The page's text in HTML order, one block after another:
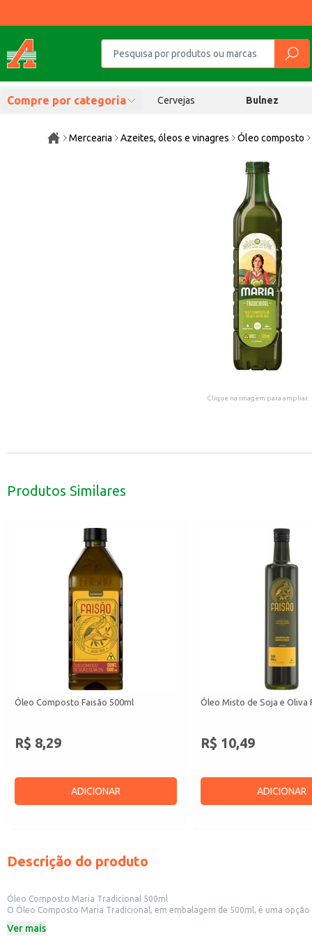
Compre por categoria Cervejas Bulnez
Mercearia Azeites, óleos e vinagres Óleo composto
Clique na imagem para ampliar.
Produtos Similares
Óleo Composto Faisão 500ml
R$ 8,29
ADICIONAR
Óleo Misto de Soja e Oliva
R$ 10,49
ADICIONAR
Descrição do produto
Óleo Composto Maria Tradicional 500ml
O Óleo Composto Maria Tradicional, em embalagem de 500ml, é uma
Dicas de Uso:
Ver mais